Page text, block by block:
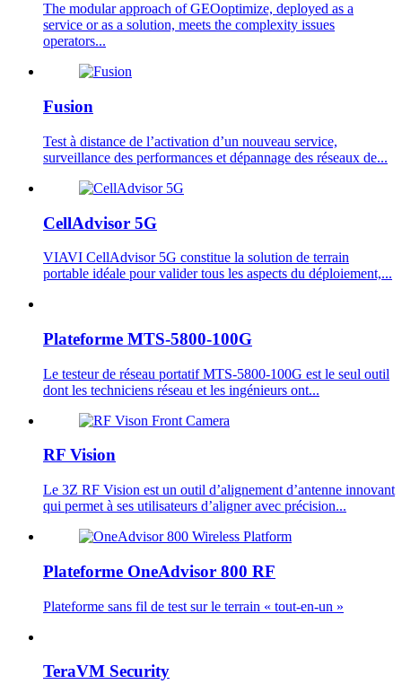
The modular approach of GEOoptimize, deployed as a
service or as a solution, meets the complexity issues
operators...
Fusion
Test à distance de l’activation d’un nouveau service,
surveillance des performances et dépannage des réseaux de...
CellAdvisor 5G
VIAVI CellAdvisor 5G constitue la solution de terrain
portable idéale pour valider tous les aspects du déploiement,...
Plateforme MTS-5800-100G
Le testeur de réseau portatif MTS-5800-100G est le seul outil
dont les techniciens réseau et les ingénieurs ont...
RF Vision
Le 3Z RF Vision est un outil d’alignement d’antenne innovant
qui permet à ses utilisateurs d’aligner avec précision...
Plateforme OneAdvisor 800 RF
Plateforme sans fil de test sur le terrain « tout-en-un »
TeraVM Security